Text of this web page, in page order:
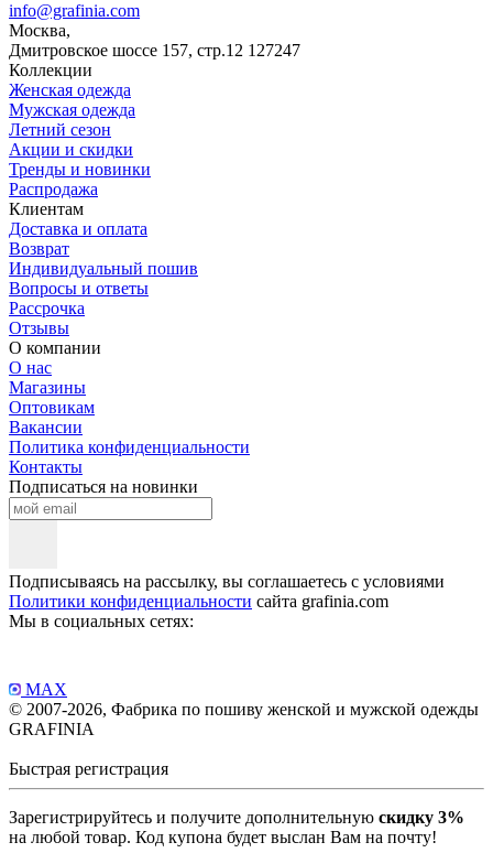
info@grafinia.com
Москва,
Дмитровское шоссе 157, стр.12 127247
Коллекции
Женская одежда
Мужская одежда
Летний сезон
Акции и скидки
Тренды и новинки
Распродажа
Клиентам
Доставка и оплата
Возврат
Индивидуальный пошив
Вопросы и ответы
Рассрочка
Отзывы
О компании
О нас
Магазины
Оптовикам
Вакансии
Политика конфиденциальности
Контакты
Подписаться на новинки
Подписываясь на рассылку, вы соглашаетесь с условиями
Политики конфиденциальности сайта grafinia.com
Мы в социальных сетях:
MAX
© 2007-2026, Фабрика по пошиву женской и мужской одежды
GRAFINIA
Быстрая регистрация
Зарегистрируйтесь и получите дополнительную скидку 3%
на любой товар. Код купона будет выслан Вам на почту!